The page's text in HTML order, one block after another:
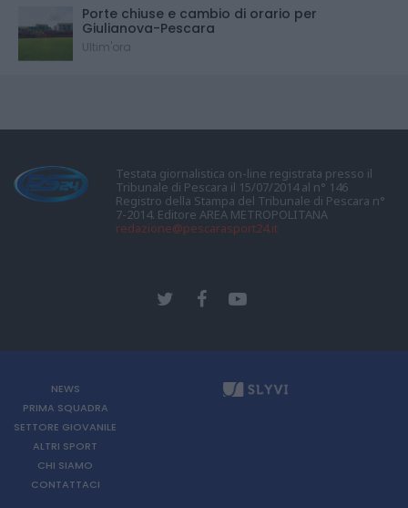
Porte chiuse e cambio di orario per
Giulianova-Pescara
Ultim'ora
Testata giornalistica on-line registrata presso il
Tribunale di Pescara il 15/07/2014 al n° 146
Registro della Stampa del Tribunale di Pescara n°
7-2014. Editore AREA METROPOLITANA
redazione@pescarasport24.it
NEWS
PRIMA SQUADRA
SETTORE GIOVANILE
ALTRI SPORT
CHI SIAMO
CONTATTACI